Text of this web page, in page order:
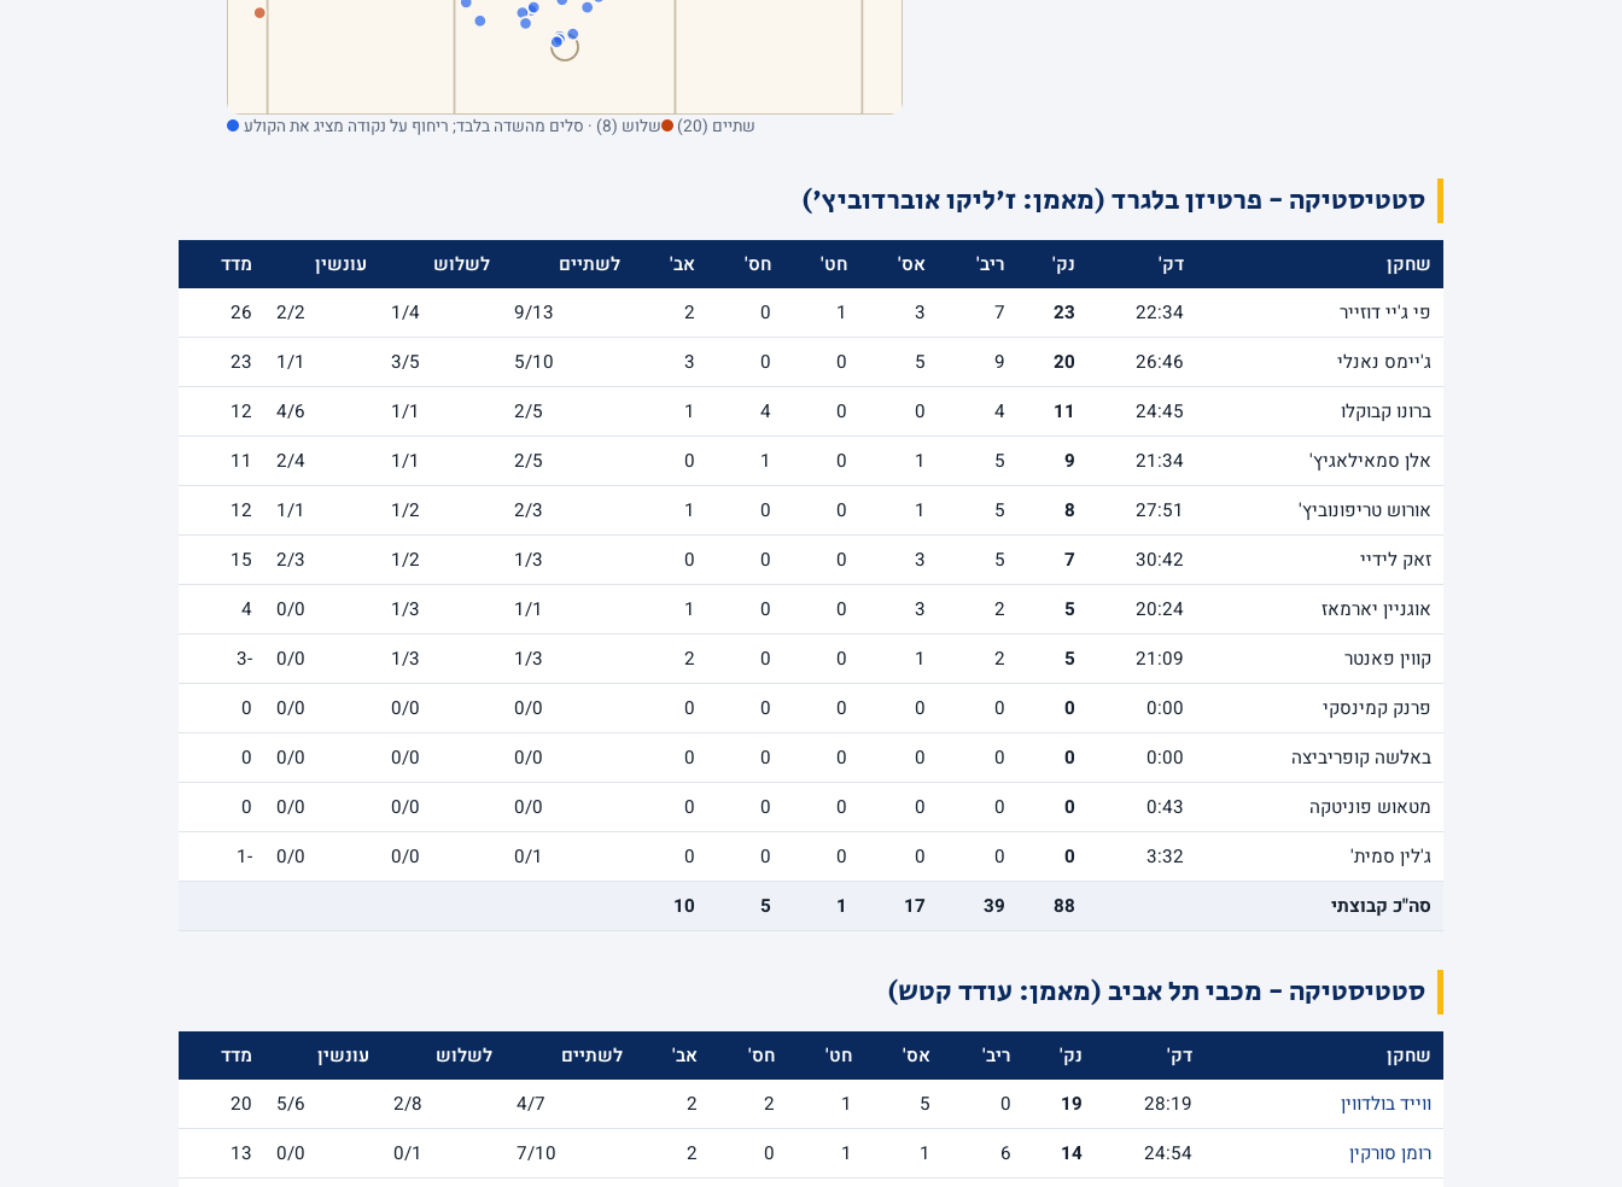
שתיים (20) שלוש (8) · סלים מהשדה בלבד; ריחוף על נקודה מציג את הקולע
סטטיסטיקה - פרטיזן בלגרד (מאמן: ז'ליקו אוברדוביץ')
שחקן דק' נק' ריב' אס' חט' חס' אב' לשתיים לשלוש עונשין
מדד
פי ג'יי דוזייר
22:34
23
7
3
1
0
2
9/13
1/4
2/2
26
ג'יימס נאנלי
26:46
20
9
5
0
0
3
5/10
3/5
1/1
23
ברונו קבוקלו
24:45
11
4
0
0
4
1
2/5
1/1
4/6
12
אלן סמאילאגיץ'
21:34
9
5
1
0
1
0
2/5
1/1
2/4
11
אורוש טריפונוביץ'
27:51
8
5
1
0
0
1
2/3
1/2
1/1
12
זאק לידיי
30:42
7
5
3
0
0
0
1/3
1/2
2/3
15
אוגניין יארמאז
20:24
5
2
3
0
0
1
1/1
1/3
0/0
4
קווין פאנטר
21:09
5
2
1
0
0
2
1/3
1/3
0/0
-3
פרנק קמינסקי
0:00
0
0
0
0
0
0
0/0
0/0
0/0
0
באלשה קופריביצה
0:00
0
0
0
0
0
0
0/0
0/0
0/0
0
מטאוש פוניטקה
0:43
0
0
0
0
0
0
0/0
0/0
0/0
0
ג'לין סמית'
3:32
0
0
0
0
0
0
0/1
0/0
0/0
-1
סה"כ קבוצתי
88
39
17
1
5
10
סטטיסטיקה - מכבי תל אביב (מאמן: עודד קטש)
שחקן דק' נק' ריב' אס' חט' חס' אב' לשתיים לשלוש עונשין
מדד
ווייד בולדווין
28:19
19
0
5
1
2
2
4/7
2/8
5/6
20
רומן סורקין
24:54
14
6
1
1
0
2
7/10
0/1
0/0
13